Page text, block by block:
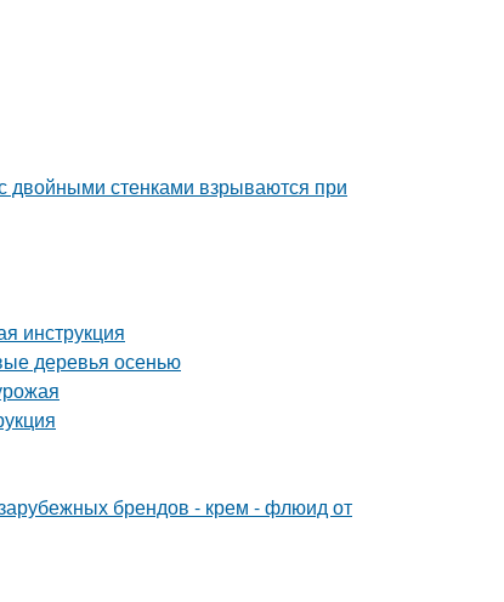
двойными стенками взрываются при
инструкция
деревья осенью
брендов - крем - флюид от